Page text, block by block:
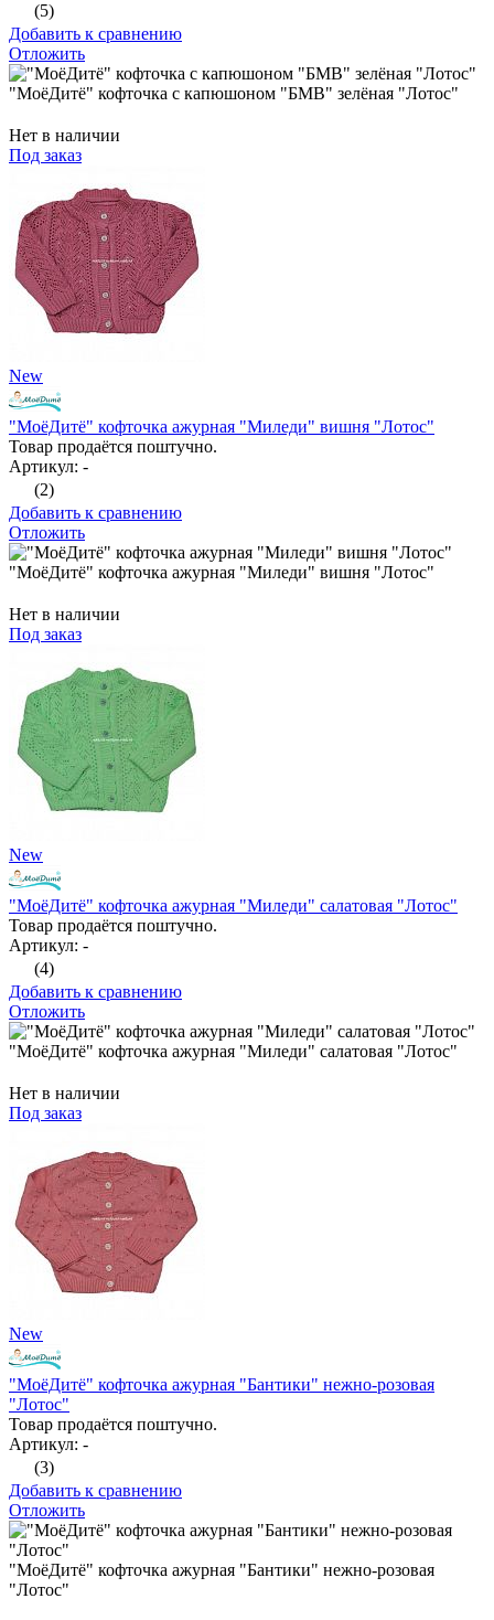
(5)
Добавить к сравнению
Отложить
"МоёДитё" кофточка с капюшоном "БМВ" зелёная "Лотос"
Нет в наличии
Под заказ
New
"МоёДитё" кофточка ажурная "Миледи" вишня "Лотос"
Товар продаётся поштучно.
Артикул: -
(2)
Добавить к сравнению
Отложить
"МоёДитё" кофточка ажурная "Миледи" вишня "Лотос"
Нет в наличии
Под заказ
New
"МоёДитё" кофточка ажурная "Миледи" салатовая "Лотос"
Товар продаётся поштучно.
Артикул: -
(4)
Добавить к сравнению
Отложить
"МоёДитё" кофточка ажурная "Миледи" салатовая "Лотос"
Нет в наличии
Под заказ
New
"МоёДитё" кофточка ажурная "Бантики" нежно-розовая
"Лотос"
Товар продаётся поштучно.
Артикул: -
(3)
Добавить к сравнению
Отложить
"МоёДитё" кофточка ажурная "Бантики" нежно-розовая
"Лотос"